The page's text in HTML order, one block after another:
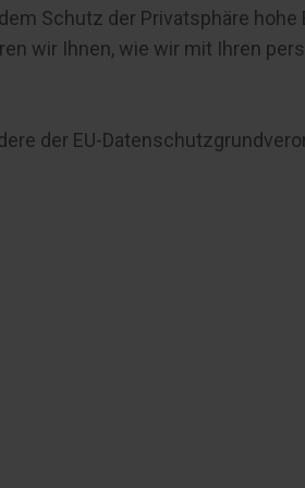
Schutz der Privatsphäre
wir Ihnen, wie wir mit Ihren
der EU-